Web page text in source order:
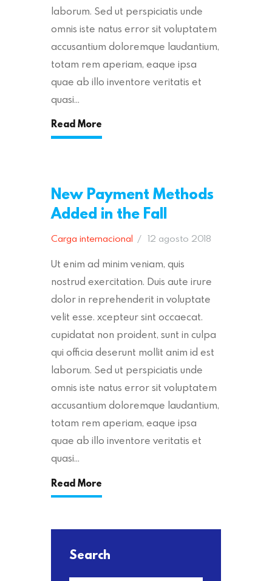
laborum. Sed ut perspiciatis unde
omnis iste natus error sit voluptatem
accusantium doloremque laudantium,
totam rem aperiam, eaque ipsa
quae ab illo inventore veritatis et
quasi…
Read More
New Payment Methods
Added in the Fall
Carga internacional 12 agosto 2018
Ut enim ad minim veniam, quis
nostrud exercitation. Duis aute irure
dolor in reprehenderit in voluptate
velit esse. xcepteur sint occaecat.
cupidatat non proident, sunt in culpa
qui officia deserunt mollit anim id est
laborum. Sed ut perspiciatis unde
omnis iste natus error sit voluptatem
accusantium doloremque laudantium,
totam rem aperiam, eaque ipsa
quae ab illo inventore veritatis et
quasi…
Read More
Search